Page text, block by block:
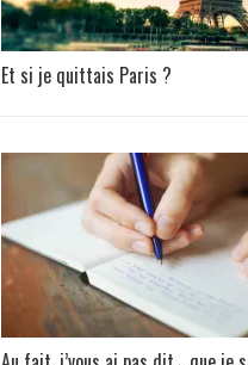
Et si je quittais Paris ?